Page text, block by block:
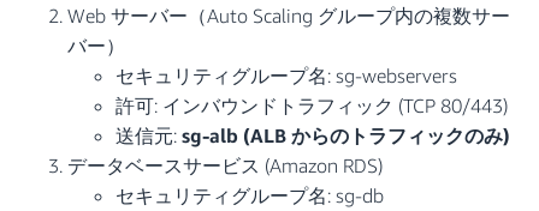
Web サーバー（Auto Scaling グループ内の複数サー
バー）
セキュリティグループ名: sg-webservers
許可: インバウンドトラフィック (TCP 80/443)
送信元: sg-alb (ALB からのトラフィックのみ)
データベースサービス (Amazon RDS)
セキュリティグループ名: sg-db